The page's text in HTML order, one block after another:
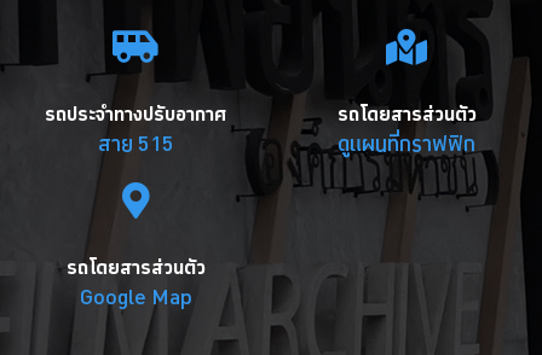
รถประจำทางปรับอากาศ
สาย 515
รถโดยสารส่วนตัว
ดูแผนที่กราฟฟิก
รถโดยสารส่วนตัว
Google Map